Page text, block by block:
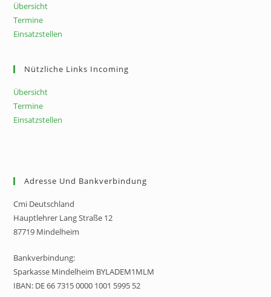
Übersicht
Termine
Einsatzstellen
Nützliche Links Incoming
Übersicht
Termine
Einsatzstellen
Adresse Und Bankverbindung
Cmi Deutschland
Hauptlehrer Lang Straße 12
87719 Mindelheim
Bankverbindung:
Sparkasse Mindelheim BYLADEM1MLM
IBAN: DE 66 7315 0000 1001 5995 52